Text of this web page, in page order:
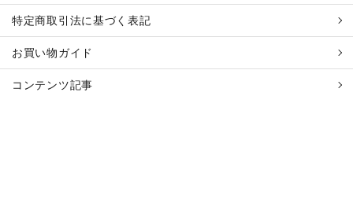
特定商取引法に基づく表記
お買い物ガイド
コンテンツ記事